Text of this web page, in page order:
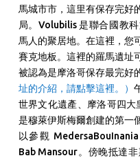
馬城市市，這里有保存完好
局。Volubilis 是聯合國教
馬人的聚居地。在這裡，您
賽克地板。這裡的羅馬遺址
被認為是摩洛哥保存最完好
址的介紹，請點擊這裡。）
世界文化遺產、摩洛哥四大
是穆萊伊斯梅爾創建的第一
以參觀
Bab Mansour。傍晚抵達